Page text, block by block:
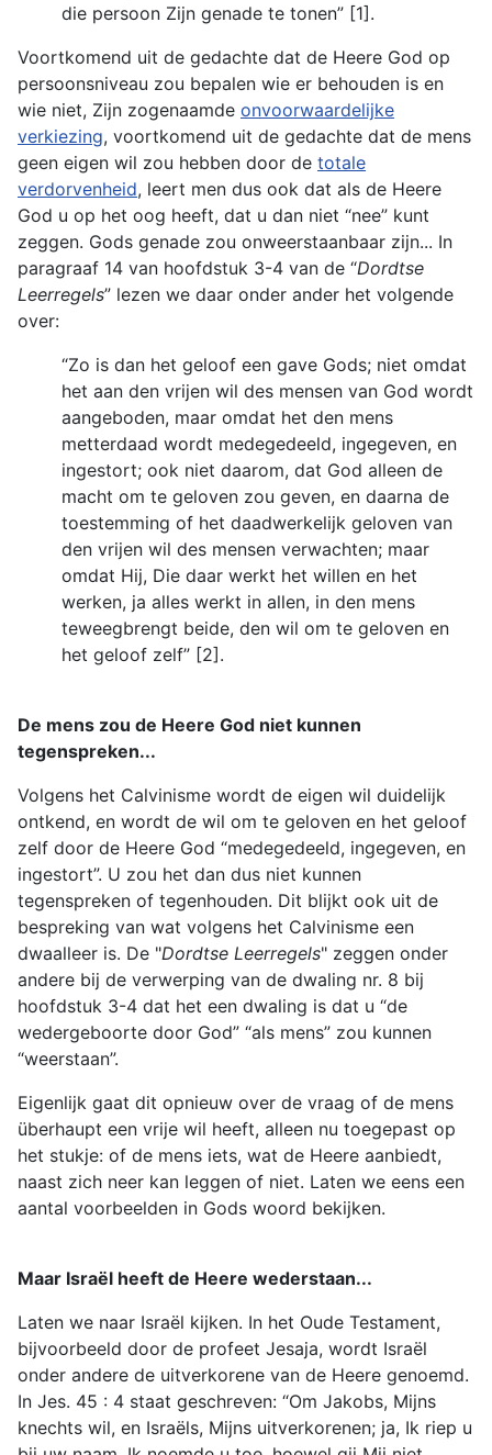
die persoon Zijn genade te tonen” [1].
Voortkomend uit de gedachte dat de Heere God op
persoonsniveau zou bepalen wie er behouden is en
wie niet, Zijn zogenaamde onvoorwaardelijke
verkiezing, voortkomend uit de gedachte dat de mens
geen eigen wil zou hebben door de totale
verdorvenheid, leert men dus ook dat als de Heere
God u op het oog heeft, dat u dan niet “nee” kunt
zeggen. Gods genade zou onweerstaanbaar zijn... In
paragraaf 14 van hoofdstuk 3-4 van de “Dordtse
Leerregels” lezen we daar onder ander het volgende
over:
“Zo is dan het geloof een gave Gods; niet omdat
het aan den vrijen wil des mensen van God wordt
aangeboden, maar omdat het den mens
metterdaad wordt medegedeeld, ingegeven, en
ingestort; ook niet daarom, dat God alleen de
macht om te geloven zou geven, en daarna de
toestemming of het daadwerkelijk geloven van
den vrijen wil des mensen verwachten; maar
omdat Hij, Die daar werkt het willen en het
werken, ja alles werkt in allen, in den mens
teweegbrengt beide, den wil om te geloven en
het geloof zelf” [2].
De mens zou de Heere God niet kunnen
tegenspreken...
Volgens het Calvinisme wordt de eigen wil duidelijk
ontkend, en wordt de wil om te geloven en het geloof
zelf door de Heere God “medegedeeld, ingegeven, en
ingestort”. U zou het dan dus niet kunnen
tegenspreken of tegenhouden. Dit blijkt ook uit de
bespreking van wat volgens het Calvinisme een
dwaalleer is. De "Dordtse Leerregels" zeggen onder
andere bij de verwerping van de dwaling nr. 8 bij
hoofdstuk 3-4 dat het een dwaling is dat u “de
wedergeboorte door God” “als mens” zou kunnen
“weerstaan”.
Eigenlijk gaat dit opnieuw over de vraag of de mens
überhaupt een vrije wil heeft, alleen nu toegepast op
het stukje: of de mens iets, wat de Heere aanbiedt,
naast zich neer kan leggen of niet. Laten we eens een
aantal voorbeelden in Gods woord bekijken.
Maar Israël heeft de Heere wederstaan...
Laten we naar Israël kijken. In het Oude Testament,
bijvoorbeeld door de profeet Jesaja, wordt Israël
onder andere de uitverkorene van de Heere genoemd.
In Jes. 45 : 4 staat geschreven: “Om Jakobs, Mijns
knechts wil, en Israëls, Mijns uitverkorenen; ja, Ik riep u